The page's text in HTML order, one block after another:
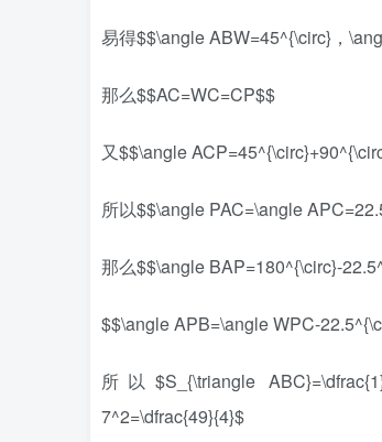
易得$$\angle ABW=45^{\circ}，
那么$$AC=WC=CP$$
又$$\angle
所以$$\angle PAC=\angle
那么$$\angle BAP=180^{\circ}-
$$\angle APB=\angle WPC-
所以$S_{\triangle
7^2=\dfrac{49}{4}$